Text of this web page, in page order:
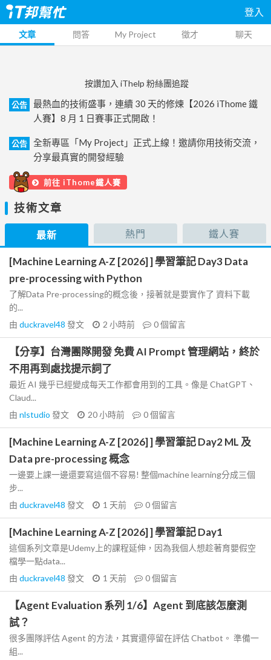
登入
文章 問答 My Project 徵才 聊天
按讚加入 iThelp 粉絲團追蹤
公告
最熱血的技術盛事，連續 30 天的修煉【2026 iThome 鐵
人賽】8 月 1 日賽事正式開啟！
公告
全新專區「My Project」正式上線！邀請你用技術交流，
分享最真實的開發經驗
前往 iThome鐵人賽
技術文章
最新 熱門 鐵人賽
[Machine Learning A-Z [2026] ] 學習筆記 Day3 Data
pre-processing with Python
了解Data Pre-processing的概念後，接著就是要實作了 資料下載
的...
由 duckravel48 發文 2 小時前 0個留言
【分享】台灣團隊開發 免費 AI Prompt 管理網站，終於
不用再到處找提示詞了
最近 AI 幾乎已經變成每天工作都會用到的工具。像是 ChatGPT、
Claud...
由 nlstudio 發文 20 小時前 0個留言
[Machine Learning A-Z [2026] ] 學習筆記 Day2 ML 及
Data pre-processing 概念
一邊要上課一邊還要寫這個不容易! 整個machine learning分成三個
步...
由 duckravel48 發文 1 天前 0個留言
[Machine Learning A-Z [2026] ] 學習筆記 Day1
這個系列文章是Udemy上的課程延伸，因為我個人想趁著育嬰假空
檔學一點data...
由 duckravel48 發文 1 天前 0個留言
【Agent Evaluation 系列 1/6】Agent 到底該怎麼測
試？
很多團隊評估 Agent 的方法，其實還停留在評估 Chatbot。 準備一
組...